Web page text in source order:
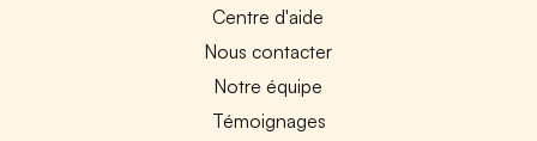
Centre d'aide
Nous contacter
Notre équipe
Témoignages